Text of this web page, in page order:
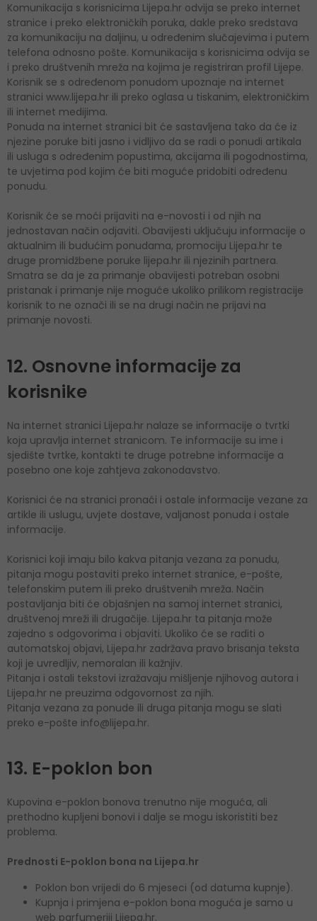
Komunikacija s korisnicima Lijepa.hr odvija se preko internet
stranice i preko elektroničkih poruka, dakle preko sredstava
za komunikaciju na daljinu, u određenim slučajevima i putem
telefona odnosno pošte. Komunikacija s korisnicima odvija se
i preko društvenih mreža na kojima je registriran profil Lijepe.
Korisnik se s određenom ponudom upoznaje na internet
stranici www.lijepa.hr ili preko oglasa u tiskanim, elektroničkim
ili internet medijima.
Ponuda na internet stranici bit će sastavljena tako da će iz
njezine poruke biti jasno i vidljivo da se radi o ponudi artikala
ili usluga s određenim popustima, akcijama ili pogodnostima,
te uvjetima pod kojim će biti moguće pridobiti određenu
ponudu.
Korisnik će se moći prijaviti na e-novosti i od njih na
jednostavan način odjaviti. Obavijesti uključuju informacije o
aktualnim ili budućim ponudama, promociju Lijepa.hr te
druge promidžbene poruke lijepa.hr ili njezinih partnera.
Smatra se da je za primanje obavijesti potreban osobni
pristanak i primanje nije moguće ukoliko prilikom registracije
korisnik to ne označi ili se na drugi način ne prijavi na
primanje novosti.
12. Osnovne informacije za
korisnike
Na internet stranici Lijepa.hr nalaze se informacije o tvrtki
koja upravlja internet stranicom. Te informacije su ime i
sjedište tvrtke, kontakti te druge potrebne informacije a
posebno one koje zahtjeva zakonodavstvo.
Korisnici će na stranici pronaći i ostale informacije vezane za
artikle ili uslugu, uvjete dostave, valjanost ponuda i ostale
informacije.
Korisnici koji imaju bilo kakva pitanja vezana za ponudu,
pitanja mogu postaviti preko internet stranice, e-pošte,
telefonskim putem ili preko društvenih mreža. Način
postavljanja biti će objašnjen na samoj internet stranici,
društvenoj mreži ili drugačije. Lijepa.hr ta pitanja može
zajedno s odgovorima i objaviti. Ukoliko će se raditi o
automatskoj objavi, Lijepa.hr zadržava pravo brisanja teksta
koji je uvredljiv, nemoralan ili kažnjiv.
Pitanja i ostali tekstovi izražavaju mišljenje njihovog autora i
Lijepa.hr ne preuzima odgovornost za njih.
Pitanja vezana za ponude ili druga pitanja mogu se slati
preko e-pošte info@lijepa.hr.
13. E-poklon bon
Kupovina e-poklon bonova trenutno nije moguća, ali
prethodno kupljeni bonovi i dalje se mogu iskoristiti bez
problema.
Prednosti E-poklon bona na Lijepa.hr
Poklon bon vrijedi do 6 mjeseci (od datuma kupnje).
Kupnja i primjena e-poklon bona moguća je samo u
web parfumeriji Lijepa.hr.